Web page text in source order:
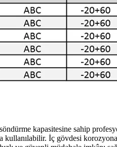
kapasitesine sahip
İç gövdesi